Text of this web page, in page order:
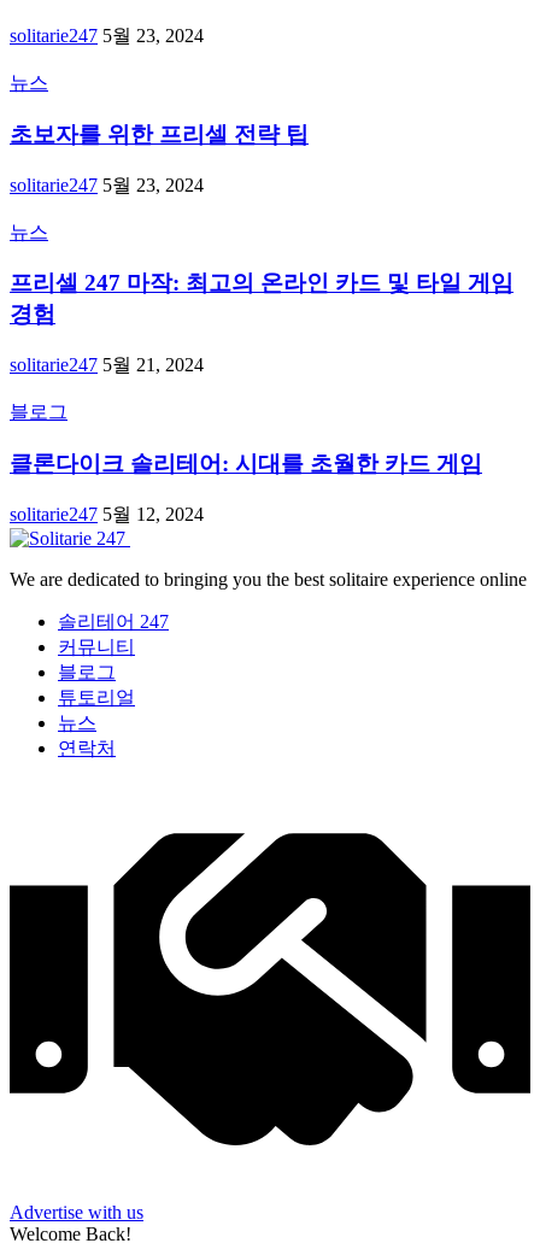
solitarie247 5월 23, 2024
뉴스
초보자를 위한 프리셀 전략 팁
solitarie247 5월 23, 2024
뉴스
프리셀 247 마작: 최고의 온라인 카드 및 타일 게임
경험
solitarie247 5월 21, 2024
블로그
클론다이크 솔리테어: 시대를 초월한 카드 게임
solitarie247 5월 12, 2024
We are dedicated to bringing you the best solitaire experience online
솔리테어 247
커뮤니티
블로그
튜토리얼
뉴스
연락처
Advertise with us
Welcome Back!